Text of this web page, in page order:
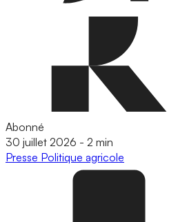
Abonné
30 juillet 2026 - 2 min
Presse Politique agricole